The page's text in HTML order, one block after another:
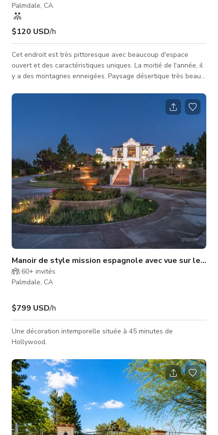
Palmdale, CA
$120 USD/h
Cet endroit est très pittoresque avec beaucoup d'espace
ouvert et des caractéristiques uniques. La moitié de l'année, il
y a des montagnes enneigées. Paysage désertique très beau,
un endroit avec des buissons verts, du sable intact et certains
sentiers. Plusieurs sites de glamping avec yourtes, camping-
Manoir de style mission espagnole avec vue sur le lac
60+ invités
Palmdale, CA
$799 USD/h
Une décoration intemporelle située à 45 minutes de
Hollywood.